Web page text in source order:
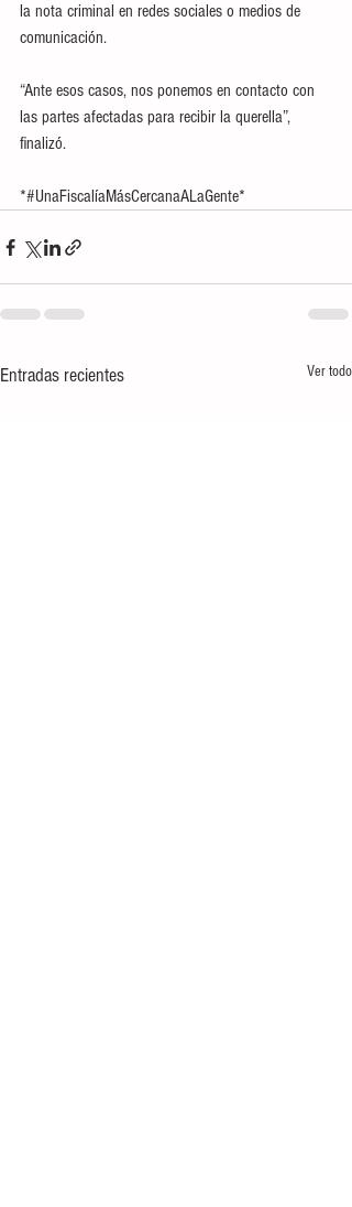
la nota criminal en redes sociales o medios de
comunicación.
“Ante esos casos, nos ponemos en contacto con
las partes afectadas para recibir la querella”,
finalizó.
*#UnaFiscalíaMásCercanaALaGente*
Entradas recientes Ver todo